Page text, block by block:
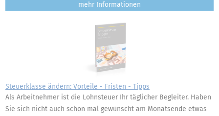
mehr
Steuerklasse ändern: Vorteile - Fristen - Tipps
Als Arbeitnehmer ist die Lohnsteuer Ihr täglicher Begleiter. Haben
Sie sich nicht auch schon mal gewünscht am Monatsende etwas